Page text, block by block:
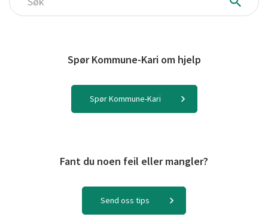
Søk
Spør Kommune-Kari om hjelp
Spør Kommune-Kari
Fant du noen feil eller mangler?
Send oss tips